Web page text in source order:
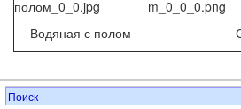
Водяная с полом